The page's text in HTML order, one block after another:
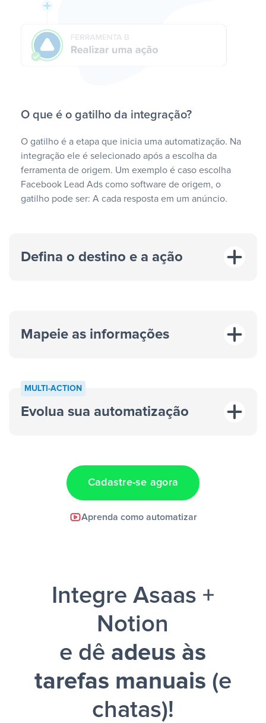
O que é o gatilho da integração?
O gatilho é a etapa que inicia uma automatização. Na
integração ele é selecionado após a escolha da
ferramenta de origem. Um exemplo é caso escolha
Facebook Lead Ads como software de origem, o
gatilho pode ser: A cada resposta em um anúncio.
Defina o destino e a ação
“A cada resposta em um anúncio”
Mapeie as informações
MULTI-ACTION
Evolua sua automatização
Cadastre-se agora
Aprenda como automatizar
Integre Asaas +
Notion
e dê adeus às
tarefas manuais (e
chatas)!